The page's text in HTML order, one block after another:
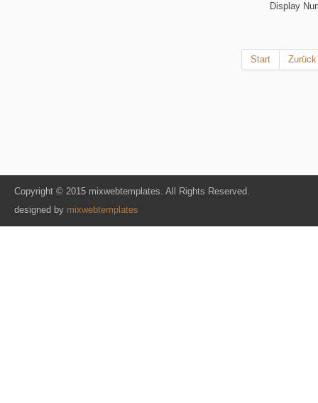
Display
Start Zurück
Copyright © 2015 mixwebtemplates. All Rights Reserved.
designed by mixwebtemplates